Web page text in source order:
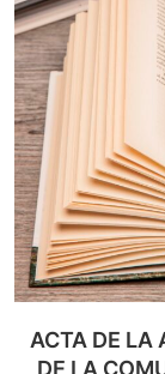
ACTA DE LA
DE LA